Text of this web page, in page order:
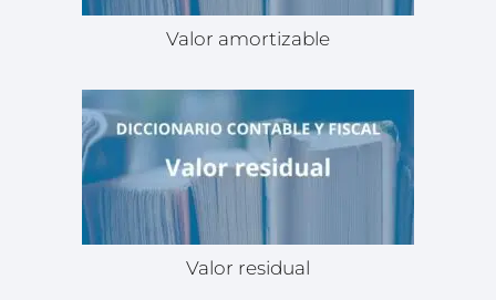
Valor amortizable
Valor residual